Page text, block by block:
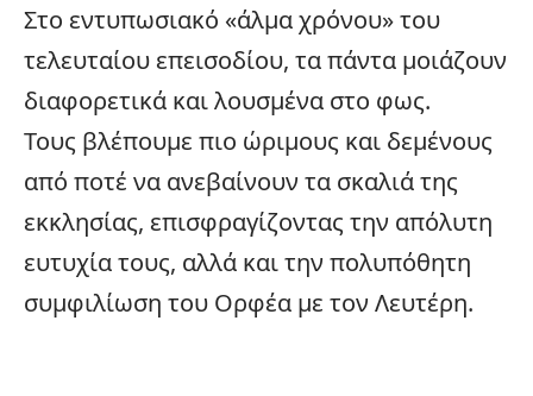
Στο εντυπωσιακό «άλμα χρόνου» του
τελευταίου επεισοδίου, τα πάντα μοιάζουν
διαφορετικά και λουσμένα στο φως.
Τους βλέπουμε πιο ώριμους και δεμένους
από ποτέ να ανεβαίνουν τα σκαλιά της
εκκλησίας, επισφραγίζοντας την απόλυτη
ευτυχία τους, αλλά και την πολυπόθητη
συμφιλίωση του Ορφέα με τον Λευτέρη.